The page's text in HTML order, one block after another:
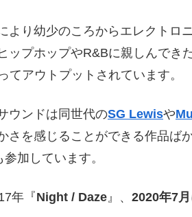
より幼少のころからエレクトロ
ップホップやR&Bに親しんでき
てアウトプットされています。
ウンドは同世代のSG Lewisや
さを感じることができる作品ば
参加しています。
年『Night / Daze』、 2020年7月